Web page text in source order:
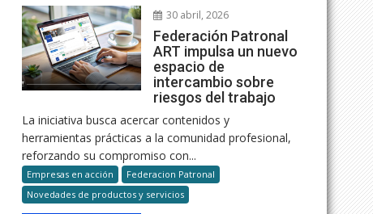
30 abril, 2026
Federación Patronal
ART impulsa un nuevo
espacio de
intercambio sobre
riesgos del trabajo
La iniciativa busca acercar contenidos y
herramientas prácticas a la comunidad profesional,
reforzando su compromiso con...
Empresas en acción
Federacion Patronal
Novedades de productos y servicios